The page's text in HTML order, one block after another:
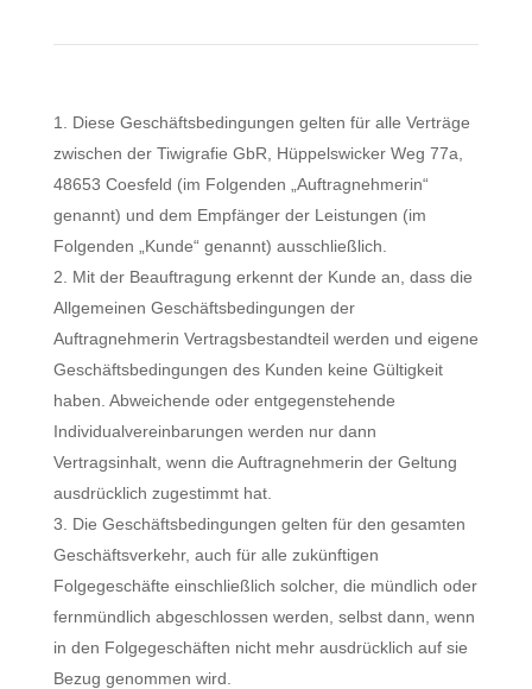
Diese Geschäftsbedingungen gelten für alle Verträge
zwischen der Tiwigrafie GbR, Hüppelswicker Weg 77a,
48653 Coesfeld (im Folgenden „Auftragnehmerin“
genannt) und dem Empfänger der Leistungen (im
Folgenden „Kunde“ genannt) ausschließlich.
Mit der Beauftragung erkennt der Kunde an, dass die
Allgemeinen Geschäftsbedingungen der
Auftragnehmerin Vertragsbestandteil werden und eigene
Geschäftsbedingungen des Kunden keine Gültigkeit
haben. Abweichende oder entgegenstehende
Individualvereinbarungen werden nur dann
Vertragsinhalt, wenn die Auftragnehmerin der Geltung
ausdrücklich zugestimmt hat.
Die Geschäftsbedingungen gelten für den gesamten
Geschäftsverkehr, auch für alle zukünftigen
Folgegeschäfte einschließlich solcher, die mündlich oder
fernmündlich abgeschlossen werden, selbst dann, wenn
in den Folgegeschäften nicht mehr ausdrücklich auf sie
Bezug genommen wird.